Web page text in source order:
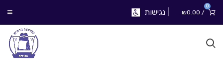
0
/
₪0.00 נגישות